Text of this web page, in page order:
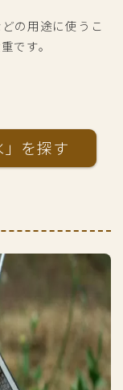
の用途に使うこ
です。
を探す